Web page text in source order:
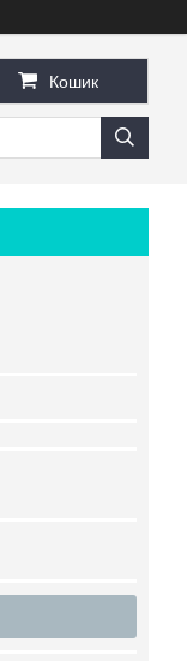
Кошик